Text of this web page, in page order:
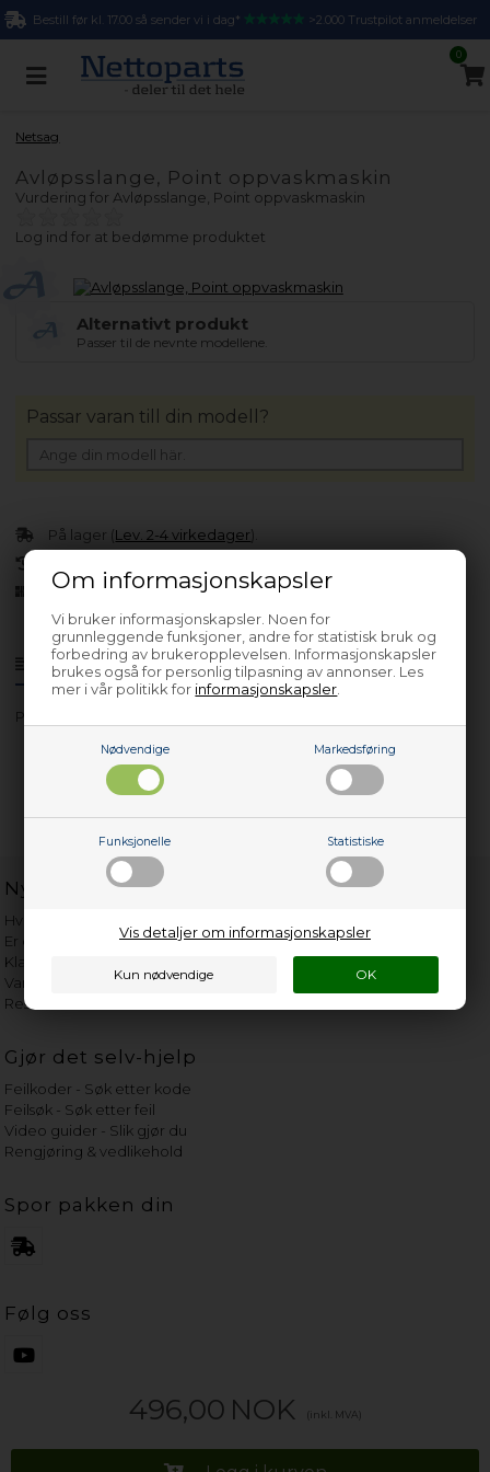
Om informasjonskapsler
Vi bruker informasjonskapsler. Noen for
grunnleggende funksjoner, andre for statistisk bruk og
forbedring av brukeropplevelsen. Informasjonskapsler
brukes også for personlig tilpasning av annonser. Les
mer i vår politikk for informasjonskapsler
Nødvendige Markedsføring
Funksjonelle Statistiske
Vis detaljer om informasjonskapsler
Bestill før kl. 17.00 så sender vi i dag* >2.000 Trustpilot anmeldelser
0
Netsag
Avløpsslange, Point oppvaskmaskin
Vurdering for Avløpsslange, Point oppvaskmaskin
Log ind for at bedømme produktet
Alternativt produkt
Passer til de nevnte modellene.
Produktinfo Spørsmål om varen?
PD6013
496,00 NOK (inkl. MVA)
På lager (Lev. 2-4 virkedager).
Siden 2013
Passar varan till din modell?
Nyttige lenker
Hvor gammelt er apparatet mitt?
Er det verdt å reparere?
Klage på bassengrobot
Vannets hardhetsgrad
Reservedeler etter merke
Gjør det selv-hjelp
Feilkoder - Søk etter kode
Feilsøk - Søk etter feil
Video guider - Slik gjør du
Rengjøring & vedlikehold
Spor pakken din
Følg oss